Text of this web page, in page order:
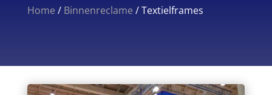
Home / Binnenreclame /Textielframes